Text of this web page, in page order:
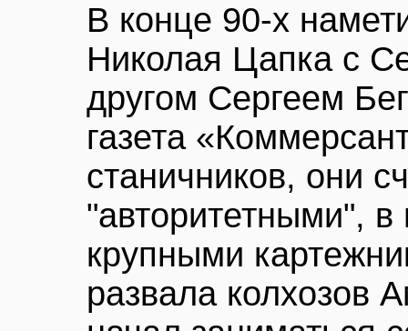
В конце 90-х
Николая Цапка с
другом Сергеем
газета
станичников, они
"авторитетными",
крупными
развала колхозов